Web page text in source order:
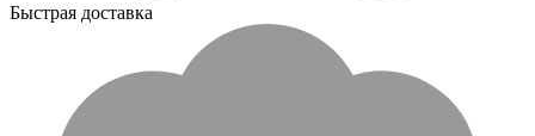
Быстрая доставка